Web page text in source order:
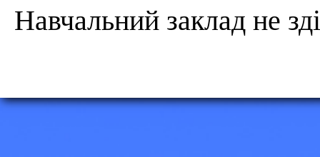
Навчальний заклад не